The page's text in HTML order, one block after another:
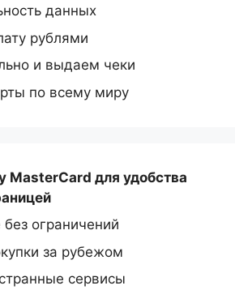
данных
рублями
и выдаем чеки
по всему миру
MasterCard для удобства
ограничений
за рубежом
сервисы